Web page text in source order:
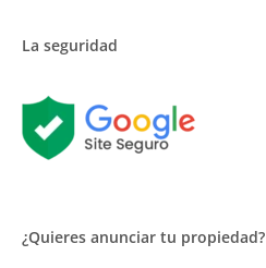
La seguridad
¿Quieres anunciar tu propiedad?